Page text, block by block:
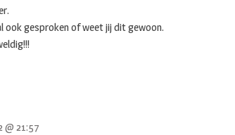
ook gesproken of weet jij dit gewoon.
@ 21:57